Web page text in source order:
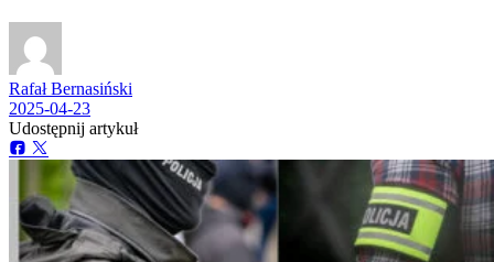
Rafał Bernasiński
2025-04-23
Udostępnij artykuł